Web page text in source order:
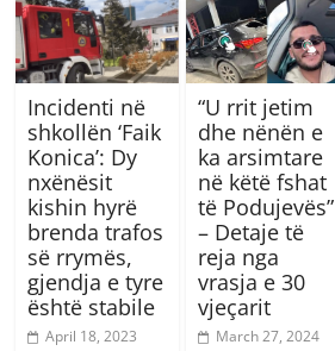
Incidenti në
shkollën ‘Faik
Konica’: Dy
nxënësit
kishin hyrë
brenda trafos
së rrymës,
gjendja e tyre
është stabile
April 18, 2023
“U rrit jetim
dhe nënën e
ka arsimtare
në këtë fshat
të Podujevës”
– Detaje të
reja nga
vrasja e 30
vjeçarit
March 27, 2024